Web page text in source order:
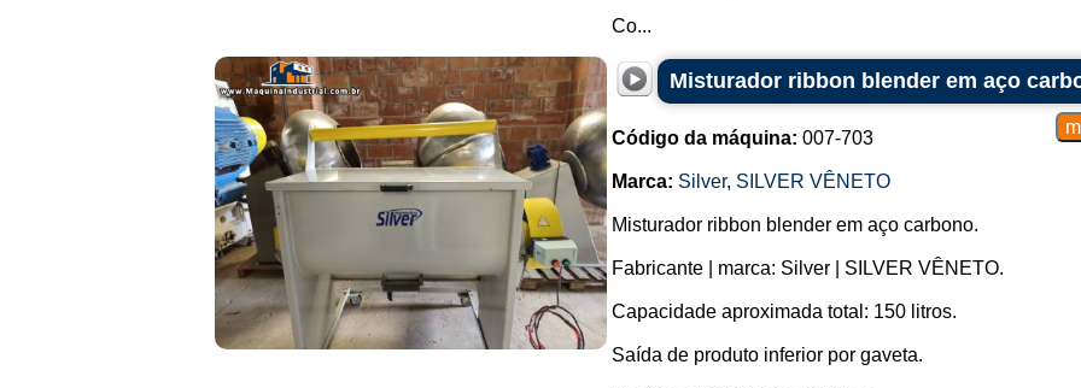
Co...
Misturador ribbon blender em aço
Código da máquina: 007-703
Marca: Silver, SILVER VÊNETO
Misturador ribbon blender em aço carbono.
Fabricante | marca: Silver | SILVER VÊNETO.
Capacidade aproximada total: 150 litros.
Saída de produto inferior por gaveta.